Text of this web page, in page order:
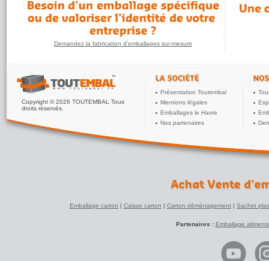
Demandez la fabrication d'emballages sur-mesure
Copyright © 2026 TOUTEMBAL Tous
droits réservés.
Présentation Toutembal
Mentions légales
Emballages le Havre
Nos partenaires
Emballage carton | Caisse carton | Carton déménagement | Sachet
Partenaires : Emballage